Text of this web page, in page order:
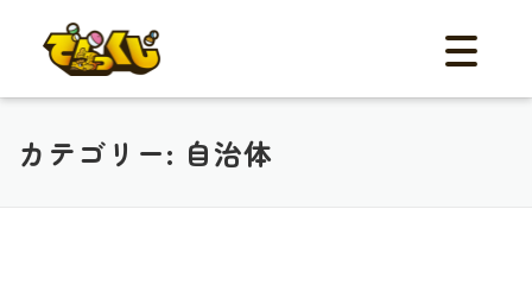
メニュー
ご利用の流
機能
カテゴリー: 自治体